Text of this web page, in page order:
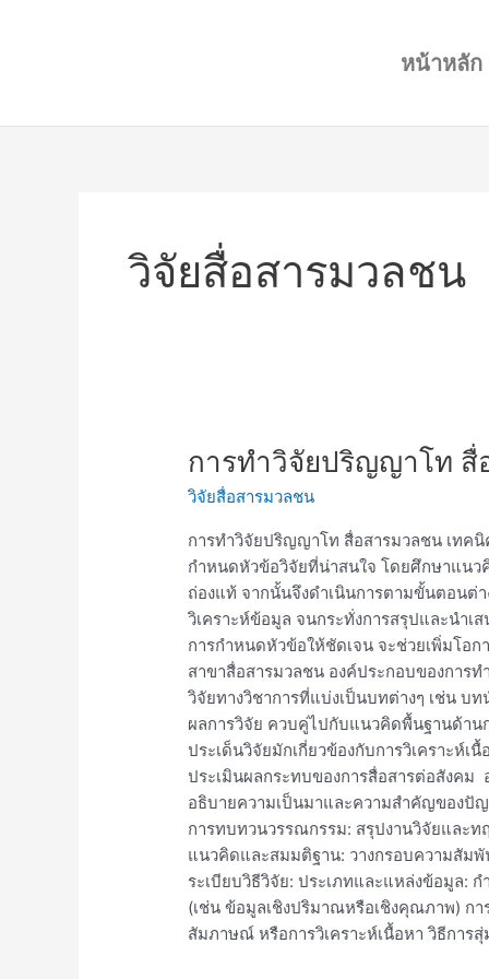
หน้าหลัก
วิจัยสื่อสารมวลชน
การทำวิจัยปริญญาโท สื่
วิจัยสื่อสารมวลชน
การทำวิจัยปริญญาโท สื่อสารมวลชน เทค
กำหนดหัวข้อวิจัยที่น่าสนใจ โดยศึกษาแนว
ถ่องแท้ จากนั้นจึงดำเนินการตามขั้นตอนต่
วิเคราะห์ข้อมูล จนกระทั่งการสรุปและนำเ
การกำหนดหัวข้อให้ชัดเจน จะช่วยเพิ่มโอ
สาขาสื่อสารมวลชน องค์ประกอบของการ
วิจัยทางวิชาการที่แบ่งเป็นบทต่างๆ เช่น บ
ผลการวิจัย ควบคู่ไปกับแนวคิดพื้นฐานด้าน
ประเด็นวิจัยมักเกี่ยวข้องกับการวิเคราะห์
ประเมินผลกระทบของการสื่อสารต่อสังค
อธิบายความเป็นมาและความสำคัญของปั
การทบทวนวรรณกรรม: สรุปงานวิจัยและท
แนวคิดและสมมติฐาน: วางกรอบความสัม
ระเบียบวิธีวิจัย: ประเภทและแหล่งข้อมูล:
(เช่น ข้อมูลเชิงปริมาณหรือเชิงคุณภาพ) กา
สัมภาษณ์ หรือการวิเคราะห์เนื้อหา วิธีการ
การ
วิจัย
ปริญญา
โท
สื่อสาร
มวลชน